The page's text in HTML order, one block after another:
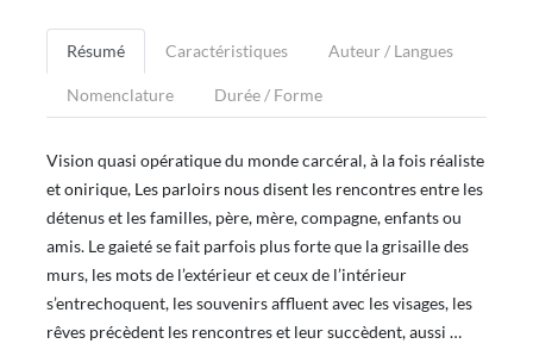
Résumé Caractéristiques Auteur / Langues
Nomenclature Durée / Forme
Vision quasi opératique du monde carcéral, à la fois réaliste
et onirique, Les parloirs nous disent les rencontres entre les
détenus et les familles, père, mère, compagne, enfants ou
amis. Le gaieté se fait parfois plus forte que la grisaille des
murs, les mots de l’extérieur et ceux de l’intérieur
s’entrechoquent, les souvenirs affluent avec les visages, les
rêves précèdent les rencontres et leur succèdent, aussi …